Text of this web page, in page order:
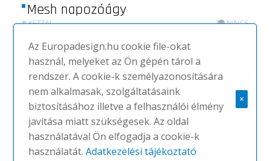
Mesh napozóágy
#KETTAL NINCS
Az Europadesign.hu cookie file-okat
használ, melyeket az Ön gépén tárol a
rendszer. A cookie-k személyazonosítására
nem alkalmasak, szolgáltatásaink
biztosításához illetve a felhasználói élmény
javítása miatt szükségesek. Az oldal
használatával Ön elfogadja a cookie-k
használatát.Adatkezelési tájékoztató
×